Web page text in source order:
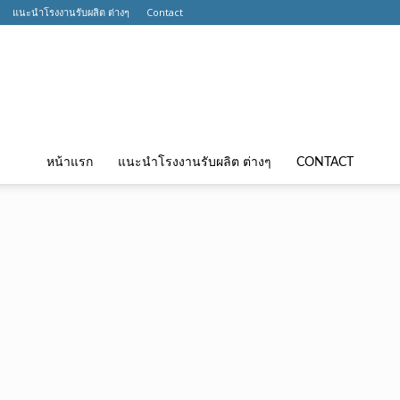
แนะนำโรงงานรับผลิต ต่างๆ Contact
หน้าแรก แนะนำโรงงานรับผลิต ต่างๆ CONTACT